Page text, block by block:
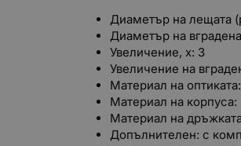
Диаметър на лещата
Диаметър на
Увеличение, x: 3
Увеличение на
Материал на
Материал на
Материал на
Допълнителен: с